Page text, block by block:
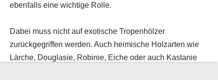
ebenfalls eine wichtige Rolle.
Dabei muss nicht auf exotische Tropenhölzer
zurückgegriffen werden. Auch heimische Holzarten wie
Lärche, Douglasie, Robinie, Eiche oder auch Kastanie